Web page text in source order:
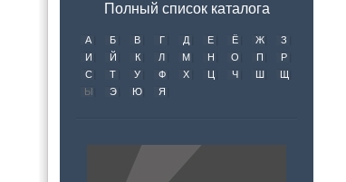
Полный список каталога
А Б В Г Д Е Ё Ж
З
И
Й К Л М Н О П
Р
С
Т У Ф Х Ц Ч Ш
Щ
Ы
Э Ю Я